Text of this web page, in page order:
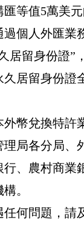
匯等值5萬美元
過個人外匯業
居留身份證”
居留身份證
幣兌換特許
理局各分局、
行、農村商業
。
何問題，請